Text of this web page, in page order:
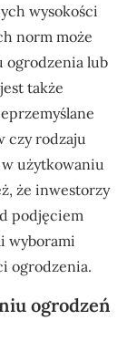
wysokości
norm może
ogrodzenia lub
także
czy rodzaju
użytkowaniu
że inwestorzy
podjęciem
wyborami
ogrodzenia.
ogrodzeń